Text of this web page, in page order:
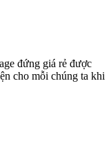
đứng giá rẻ được
cho mỗi chúng ta khi